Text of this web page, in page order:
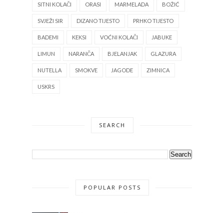
SITNI KOLAČI ORASI MARMELADA BOŽIĆ
SVJEŽI SIR DIZANO TIJESTO PRHKO TIJESTO
BADEMI KEKSI VOĆNI KOLAČI JABUKE
LIMUN NARANČA BJELANJAK GLAZURA
NUTELLA SMOKVE JAGODE ZIMNICA
USKRS
SEARCH
POPULAR POSTS